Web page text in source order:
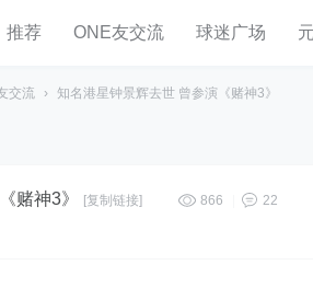
推荐 ONE友交流 球迷广场
交流 › 知名港星钟景辉去世 曾参演《赌神3》
赌神3》 [复制链接] 866 22